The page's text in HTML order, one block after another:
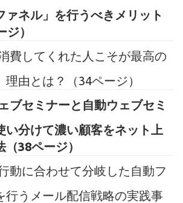
ァネル」を行うべきメリット
）
費してくれた人こそが最高の
由とは？（34ページ）
ブセミナーと自動ウェブセミ
い分けて濃い顧客をネット上
38ページ）
動に合わせて分岐した自動フ
行うメール配信戦略の実践事